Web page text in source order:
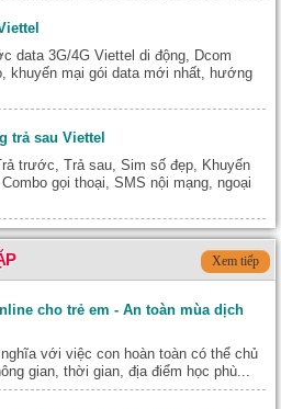
data 3G/4G Viettel di động, Dcom
khuyến mại gói data mới nhất, hướng
trả sau Viettel
trước, Trả sau, Sim số đẹp, Khuyến
gọi thoại, SMS nội mạng, ngoại
Xem tiếp
cho trẻ em - An toàn mùa dịch
với việc con hoàn toàn có thể chủ
gian, thời gian, địa điểm học phù...